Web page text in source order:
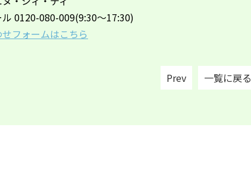
ル 0120-080-009(9:30～17:30)
フォームはこちら
Prev 一覧に戻る